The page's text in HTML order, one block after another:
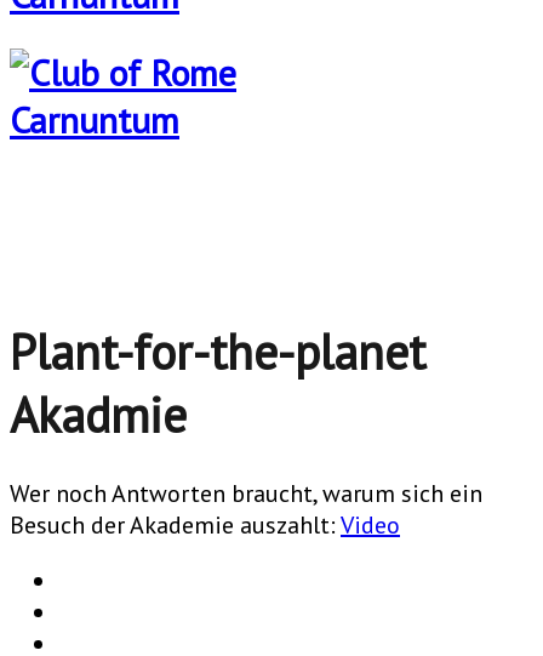
Plant-for-the-planet
Akadmie
Wer noch Antworten braucht, warum sich ein
Besuch der Akademie auszahlt:Video